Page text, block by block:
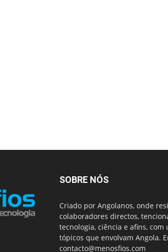
SOBRE NÓS
Criado por Angolanos, onde
colaboradores directos,
tecnologia, ciência e afins,
tópicos que envolvam Angola.
contacto@menosfios.com